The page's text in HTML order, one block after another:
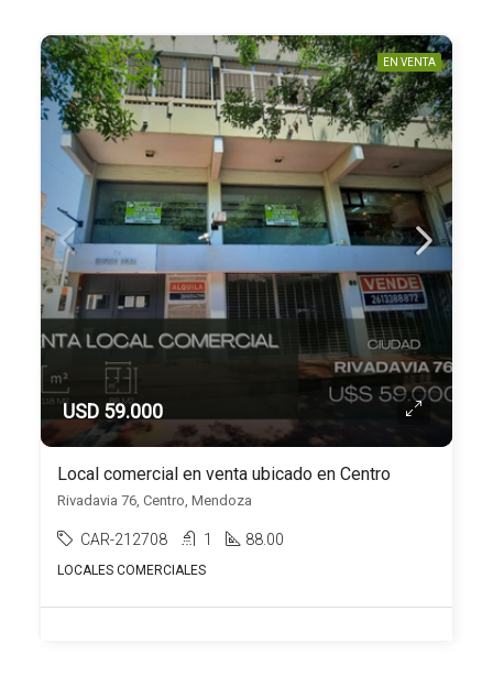
EN VENTA
USD 59.000
Local comercial en venta ubicado en Centro
Rivadavia 76, Centro, Mendoza
CAR-212708 1 88.00
LOCALES COMERCIALES